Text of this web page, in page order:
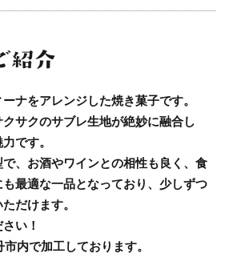
ナをアレンジした焼き菓子です。
サクのサブレ生地が絶妙に融合し
です。
、お酒やワインとの相性も良く、食
最適な一品となっており、少しずつ
だけます。
い！
内で加工しております。